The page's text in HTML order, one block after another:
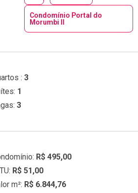
Condomínio Portal do
Morumbi II
: 3
1
3
R$ 495,00
R$ 51,00
m²: R$ 6.844,76